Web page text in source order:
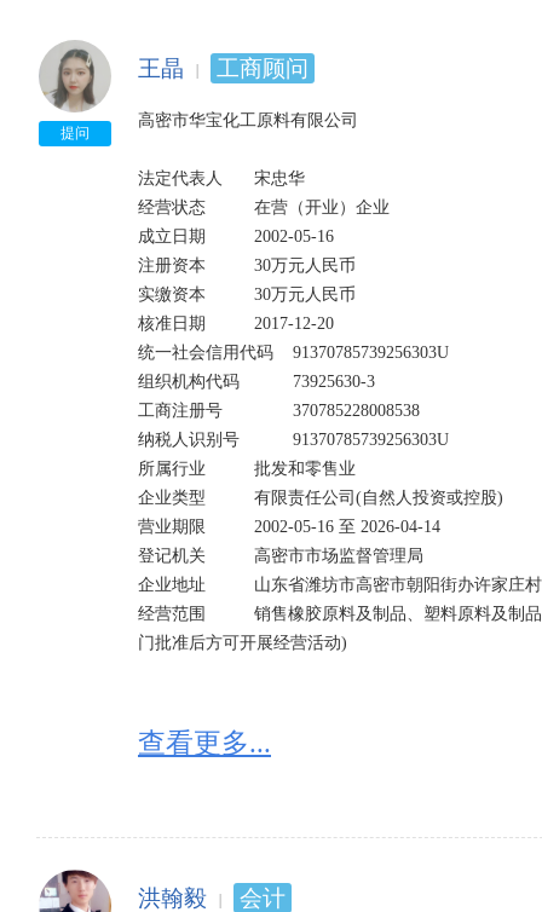
提问
王晶 工商顾问
高密市华宝化工原料有限公司
法定代表人	宋忠华
经营状态	        在营（开业）企业
成立日期	        2002-05-16
注册资本	        30万元人民币
实缴资本	        30万元人民币
核准日期	        2017-12-20
统一社会信用代码	91370785739256303U
组织机构代码	        73925630-3
工商注册号	        370785228008538
纳税人识别号	        91370785739256303U
所属行业	        批发和零售业
企业类型	        有限责任公司(自然人投资或控股)
营业期限	        2002-05-16 至 2026-04-14
登记机关	        高密市市场监督管理局
企业地址	        山东省潍坊市高密市朝阳街办许家庄村
经营范围	        销售橡胶原料及制品、塑料原料及制品、纺织印染助剂。(依法须经批准的项目,经相关部
门批准后方可开展经营活动)
查看更多...
洪翰毅 会计